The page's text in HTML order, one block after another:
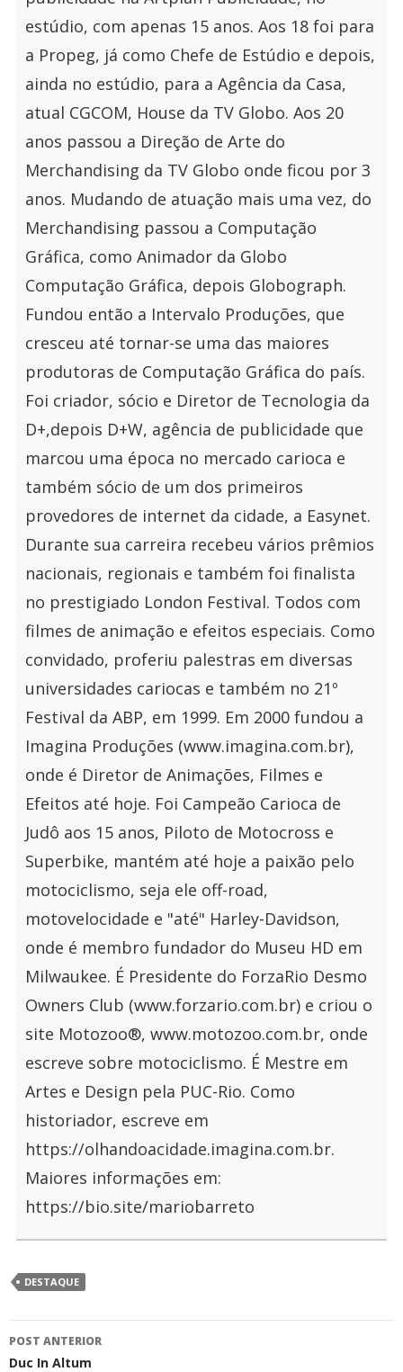
estúdio, com apenas 15 anos. Aos 18 foi para
a Propeg, já como Chefe de Estúdio e depois,
ainda no estúdio, para a Agência da Casa,
atual CGCOM, House da TV Globo. Aos 20
anos passou a Direção de Arte do
Merchandising da TV Globo onde ficou por 3
anos. Mudando de atuação mais uma vez, do
Merchandising passou a Computação
Gráfica, como Animador da Globo
Computação Gráfica, depois Globograph.
Fundou então a Intervalo Produções, que
cresceu até tornar-se uma das maiores
produtoras de Computação Gráfica do país.
Foi criador, sócio e Diretor de Tecnologia da
D+,depois D+W, agência de publicidade que
marcou uma época no mercado carioca e
também sócio de um dos primeiros
provedores de internet da cidade, a Easynet.
Durante sua carreira recebeu vários prêmios
nacionais, regionais e também foi finalista
no prestigiado London Festival. Todos com
filmes de animação e efeitos especiais. Como
convidado, proferiu palestras em diversas
universidades cariocas e também no 21º
Festival da ABP, em 1999. Em 2000 fundou a
Imagina Produções (www.imagina.com.br),
onde é Diretor de Animações, Filmes e
Efeitos até hoje. Foi Campeão Carioca de
Judô aos 15 anos, Piloto de Motocross e
Superbike, mantém até hoje a paixão pelo
motociclismo, seja ele off-road,
motovelocidade e "até" Harley-Davidson,
onde é membro fundador do Museu HD em
Milwaukee. É Presidente do ForzaRio Desmo
Owners Club (www.forzario.com.br) e criou o
site Motozoo®, www.motozoo.com.br, onde
escreve sobre motociclismo. É Mestre em
Artes e Design pela PUC-Rio. Como
historiador, escreve em
https://olhandoacidade.imagina.com.br.
Maiores informações em:
https://bio.site/mariobarreto
DESTAQUE
Navegação
de
POST ANTERIOR
Duc In Altum